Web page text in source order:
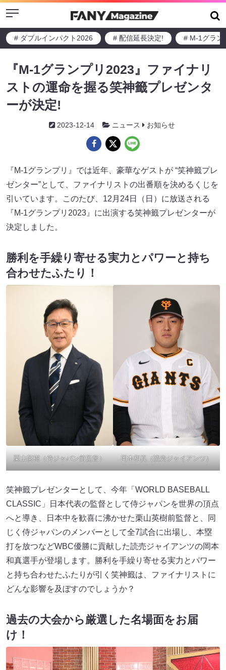
Menu
# ダブルインパクト2026 # 配信延長決定! # M-1グラン
『M-1グランプリ2023』ファイナリ
ストの運命を握る笑神籤プレゼンタ
ーが決定!
2023-12-14 ニュース お知らせ
『M-1グランプリ』では近年、豪華なゲストが “笑神籤プレ
ゼンター”として、ファイナリストの出番順を決めるくじを
引いています。このたび、12月24日（日）に放送される
『M-1グランプリ2023』に出演する笑神籤プレゼンターが
決定しました。
勝利を手繰り寄せる実力とパワーと持ち
合わせたふたり！
栗山英樹（侍ジャパン前監督） 岡本和真（読売ジャイアンツ）
笑神籤プレゼンターとして、今年「WORLD BASEBALL
CLASSIC」日本代表の監督として侍ジャパンを世界の頂点
へと導き、日本中を歓喜に沸かせた栗山英樹前監督と、同
じく侍ジャパンのメンバーとして全7試合に出場し、本塁
打を放つなどWBC優勝に貢献した読売ジャイアンツの岡本
和真選手が登場します。勝利を手繰り寄せる実力とパワー
と持ち合わせたふたりが引く笑神籤は、ファイナリストに
どんな影響を及ぼすのでしょうか？
過去の大会から厳選した名場面をお届
け！